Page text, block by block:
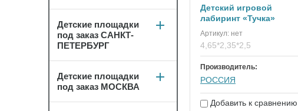
Детский игровой
лабиринт «Тучка»
Артикул: нет
4,65*2,35*2,5
Производитель:
РОССИЯ
Добавить к сравнению
Детские площадки
под заказ САНКТ-
ПЕТЕРБУРГ
Детские площадки
под заказ МОСКВА